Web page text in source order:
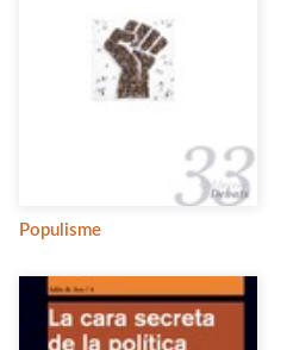
Populisme